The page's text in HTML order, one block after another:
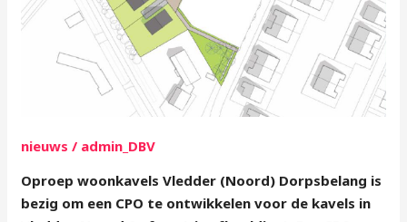
nieuws / admin_DBV
Oproep woonkavels Vledder (Noord) Dorpsbelang is
bezig om een CPO te ontwikkelen voor de kavels in